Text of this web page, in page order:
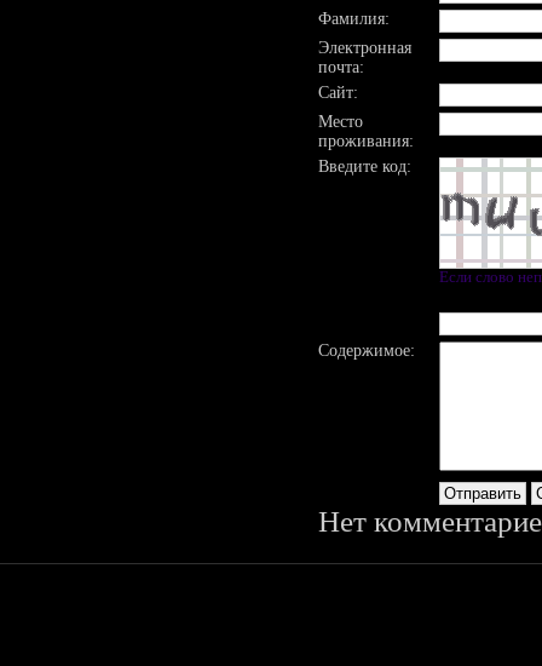
Фамилия:
Электронная
почта:
Сайт:
Место
проживания:
Введите код:
Если слово
Содержимое:
Нет